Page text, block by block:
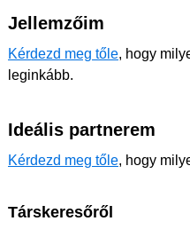
Jellemzőim
Kérdezd meg tőle, hogy
leginkább.
Ideális partnerem
Kérdezd meg tőle, hogy
Társkeresőről